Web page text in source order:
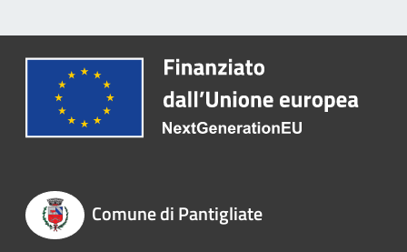
Comune di Pantigliate